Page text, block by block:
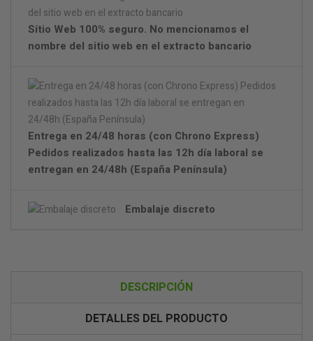
Sítio Web 100% seguro. No mencionamos el
nombre del sitio web en el extracto bancario
Entrega en 24/48 horas (con Chrono Express)
Pedidos realizados hasta las 12h día laboral se
entregan en 24/48h (España Península)
Embalaje discreto
DESCRIPCIÓN
DETALLES DEL PRODUCTO